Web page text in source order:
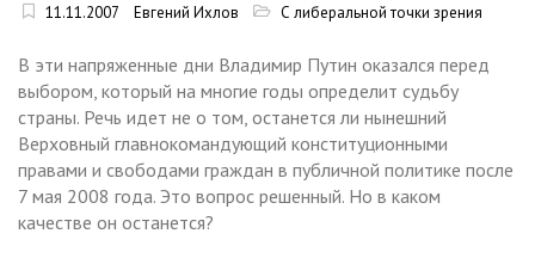
11.11.2007 Евгений Ихлов С либеральной точки зрения
В эти напряженные дни Владимир Путин оказался перед
выбором, который на многие годы определит судьбу
страны. Речь идет не о том, останется ли нынешний
Верховный главнокомандующий конституционными
правами и свободами граждан в публичной политике после
7 мая 2008 года. Это вопрос решенный. Но в каком
качестве он останется?